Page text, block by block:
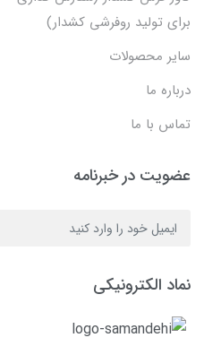
برای تولید روفرشی کشدار)
سایر محصولات
درباره ما
تماس با ما
عضویت در خبرنامه
نماد الکترونیکی